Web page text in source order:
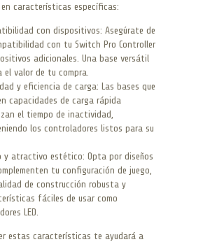
características específicas:
con dispositivos: Asegúrate de
con tu Switch Pro Controller
adicionales. Una base versátil
el valor de tu compra.
y eficiencia de carga: Las bases que
capacidades de carga rápida
el tiempo de inactividad,
los controladores listos para su
y atractivo estético: Opta por diseños
tu configuración de juego,
de construcción robusta y
fáciles de usar como
LED.
estas características te ayudará a